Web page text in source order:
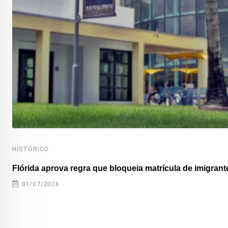
HISTÓRICO
Flórida aprova regra que bloqueia matrícula de
01/07/2026